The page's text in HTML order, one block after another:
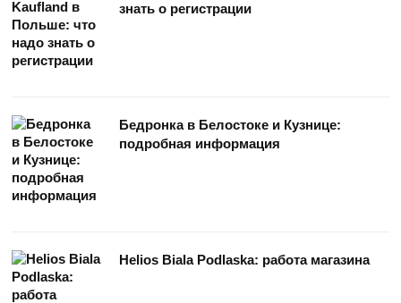
знать о регистрации
Бедронка в Белостоке и Кузнице:
подробная информация
Helios Biala Podlaska: работа магазина